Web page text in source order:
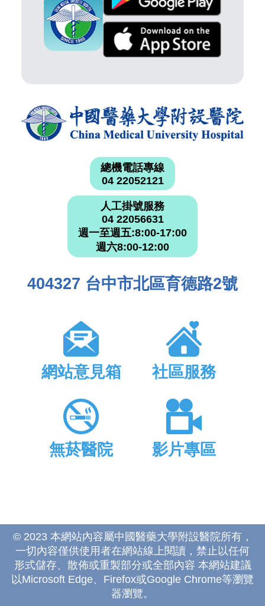
總機電話專線
04 22052121
人工掛號服務
04 22056631
週一至週五:8:00-17:00
週六8:00-12:00
404327 台中市北區育德路2號
網站意見箱 社區服務
無菸醫院 影片專區
© 2023 本網站內容屬中國醫藥大學附設醫院所有，
一切內容僅供使用者在網站線上閱讀，禁止以任何
形式儲存、散佈或重製部分或全部內容 本網站建議
以Microsoft Edge、Firefox或Google Chrome等瀏覽
器瀏覽。